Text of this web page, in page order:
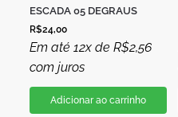
ESCADA 05 DEGRAUS
R$24,00
Em até 12x de R$2,56
com juros
Adicionar ao carrinho